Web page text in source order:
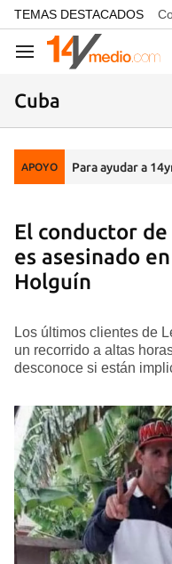
common.go-to-content
TEMAS DESTACADOS
Navegación
Cuba
APOYO Para ayudar a
El conductor
es asesinado
Holguín
Los últimos clientes de
un recorrido a altas
desconoce si están